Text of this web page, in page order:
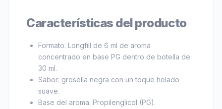
Características del producto
Formato: Longfill de 6 ml de aroma
concentrado en base PG dentro de botella de
30 ml.
Sabor: grosella negra con un toque helado
suave.
Base del aroma: Propilenglicol (PG).